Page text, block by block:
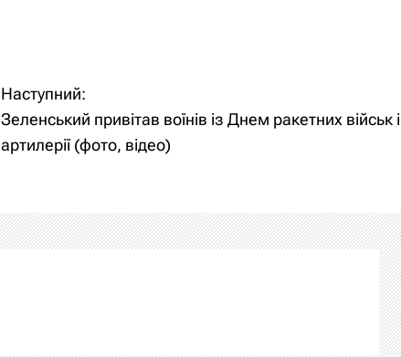
Наступний:
Зеленський привітав воїнів із Днем ракетних військ і
артилерії (фото, відео)